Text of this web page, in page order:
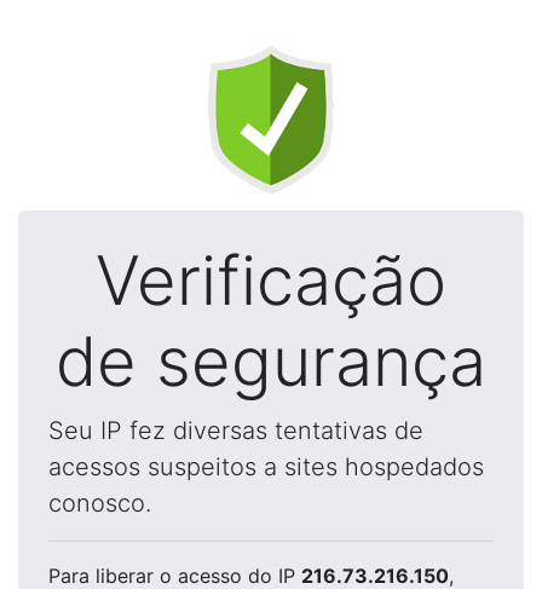
Verificação
de segurança
Seu IP fez diversas tentativas de
acessos suspeitos a sites hospedados
conosco.
Para liberar o acesso do IP 216.73.216.150,